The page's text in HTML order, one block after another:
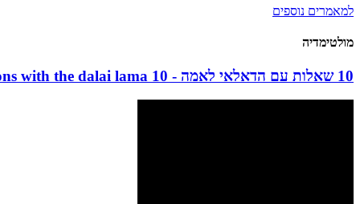
למאמרים נוספים
מולטימדיה
10 שאלות עם הדאלאי לאמה - 10 questions with the dalai lama